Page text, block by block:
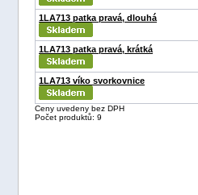
1LA713 patka pravá, dlouhá
1LA713 patka pravá, krátká
1LA713 víko svorkovnice
Ceny uvedeny bez DPH
Počet produktů: 9